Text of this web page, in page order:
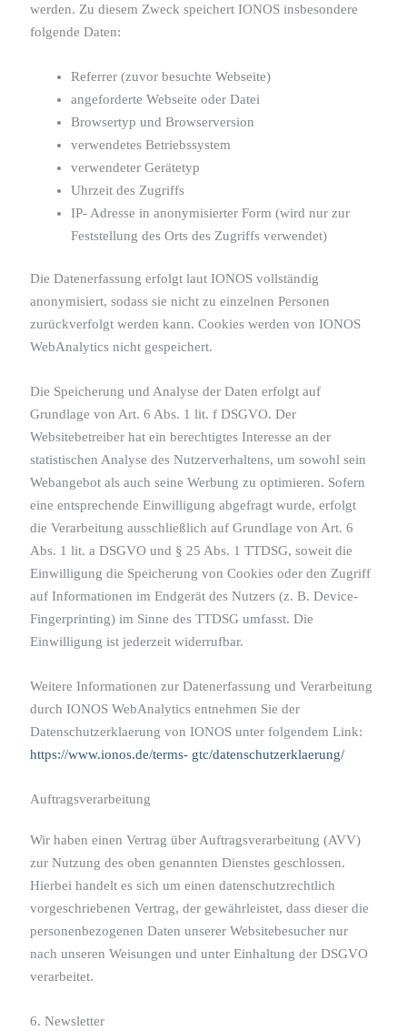
werden. Zu diesem Zweck speichert IONOS insbesondere
folgende Daten:
Referrer (zuvor besuchte Webseite)
angeforderte Webseite oder Datei
Browsertyp und Browserversion
verwendetes Betriebssystem
verwendeter Gerätetyp
Uhrzeit des Zugriffs
IP- Adresse in anonymisierter Form (wird nur zur
Feststellung des Orts des Zugriffs verwendet)
Die Datenerfassung erfolgt laut IONOS vollständig
anonymisiert, sodass sie nicht zu einzelnen Personen
zurückverfolgt werden kann. Cookies werden von IONOS
WebAnalytics nicht gespeichert.
Die Speicherung und Analyse der Daten erfolgt auf
Grundlage von Art. 6 Abs. 1 lit. f DSGVO. Der
Websitebetreiber hat ein berechtigtes Interesse an der
statistischen Analyse des Nutzerverhaltens, um sowohl sein
Webangebot als auch seine Werbung zu optimieren. Sofern
eine entsprechende Einwilligung abgefragt wurde, erfolgt
die Verarbeitung ausschließlich auf Grundlage von Art. 6
Abs. 1 lit. a DSGVO und § 25 Abs. 1 TTDSG, soweit die
Einwilligung die Speicherung von Cookies oder den Zugriff
auf Informationen im Endgerät des Nutzers (z. B. Device-
Fingerprinting) im Sinne des TTDSG umfasst. Die
Einwilligung ist jederzeit widerrufbar.
Weitere Informationen zur Datenerfassung und Verarbeitung
durch IONOS WebAnalytics entnehmen Sie der
Datenschutzerklaerung von IONOS unter folgendem Link:
https://www.ionos.de/terms- gtc/datenschutzerklaerung/
Auftragsverarbeitung
Wir haben einen Vertrag über Auftragsverarbeitung (AVV)
zur Nutzung des oben genannten Dienstes geschlossen.
Hierbei handelt es sich um einen datenschutzrechtlich
vorgeschriebenen Vertrag, der gewährleistet, dass dieser die
personenbezogenen Daten unserer Websitebesucher nur
nach unseren Weisungen und unter Einhaltung der DSGVO
verarbeitet.
6. Newsletter